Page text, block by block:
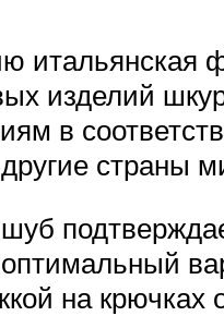
итальянская
изделий
в
страны
на крючках